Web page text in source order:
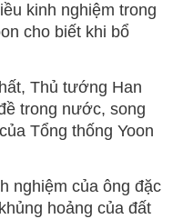
kinh nghiệm trong
cho biết khi bổ
Thủ tướng Han
trong nước, song
Tổng thống Yoon
nghiệm của ông đặc
hoảng của đất